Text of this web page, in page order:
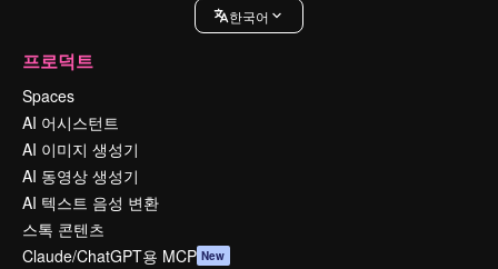
한국어
프로덕트
Spaces
AI 어시스턴트
AI 이미지 생성기
AI 동영상 생성기
AI 텍스트 음성 변환
스톡 콘텐츠
Claude/ChatGPT용 MCP New